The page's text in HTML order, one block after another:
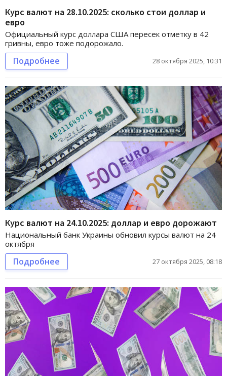
Курс валют на 28.10.2025: сколько стои доллар и
евро
Официальный курс доллара США пересек отметку в 42
гривны, евро тоже подорожало.
Подробнее 28 октября 2025, 10:31
Курс валют на 24.10.2025: доллар и евро дорожают
Национальный банк Украины обновил курсы валют на 24
октября
Подробнее 27 октября 2025, 08:18